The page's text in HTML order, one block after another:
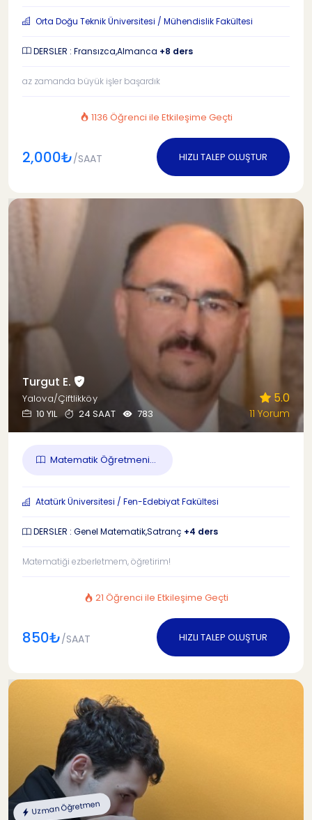
Orta Doğu Teknik Üniversitesi / Mühendislik Fakültesi
DERSLER : Fransızca,Almanca +8 ders
az zamanda büyük işler başardık
1136 Öğrenci ile Etkileşime Geçti
2,000₺/SAAT HIZLI TALEP OLUŞTUR
Turgut E.
Yalova/Çiftlikköy
10 YIL
24 SAAT 783
5.0
11 Yorum
Matematik Öğretmeni...
Atatürk Üniversitesi / Fen-Edebiyat Fakültesi
DERSLER : Genel Matematik,Satranç +4 ders
Matematiği ezberletmem, öğretirim!
21 Öğrenci ile Etkileşime Geçti
850₺/SAAT HIZLI TALEP OLUŞTUR
Uzman Öğretmen